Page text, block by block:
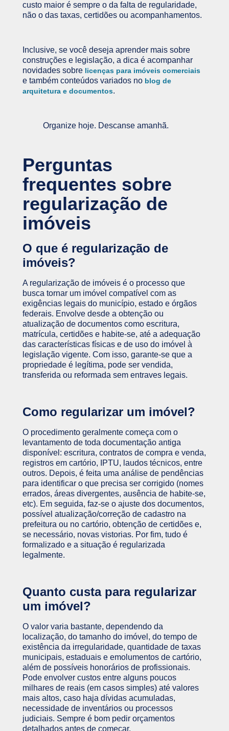
custo maior é sempre o da falta de regularidade,
não o das taxas, certidões ou acompanhamentos.
Inclusive, se você deseja aprender mais sobre
construções e legislação, a dica é acompanhar
novidades sobre licenças para imóveis comerciais
e também conteúdos variados no blog de
arquitetura e documentos.
Organize hoje. Descanse amanhã.
Perguntas
frequentes sobre
regularização de
imóveis
O que é regularização de
imóveis?
A regularização de imóveis é o processo que
busca tornar um imóvel compatível com as
exigências legais do município, estado e órgãos
federais. Envolve desde a obtenção ou
atualização de documentos como escritura,
matrícula, certidões e habite-se, até a adequação
das características físicas e de uso do imóvel à
legislação vigente. Com isso, garante-se que a
propriedade é legítima, pode ser vendida,
transferida ou reformada sem entraves legais.
Como regularizar um imóvel?
O procedimento geralmente começa com o
levantamento de toda documentação antiga
disponível: escritura, contratos de compra e venda,
registros em cartório, IPTU, laudos técnicos, entre
outros. Depois, é feita uma análise de pendências
para identificar o que precisa ser corrigido (nomes
errados, áreas divergentes, ausência de habite-se,
etc). Em seguida, faz-se o ajuste dos documentos,
possível atualização/correção de cadastro na
prefeitura ou no cartório, obtenção de certidões e,
se necessário, novas vistorias. Por fim, tudo é
formalizado e a situação é regularizada
legalmente.
Quanto custa para regularizar
um imóvel?
O valor varia bastante, dependendo da
localização, do tamanho do imóvel, do tempo de
existência da irregularidade, quantidade de taxas
municipais, estaduais e emolumentos de cartório,
além de possíveis honorários de profissionais.
Pode envolver custos entre alguns poucos
milhares de reais (em casos simples) até valores
mais altos, caso haja dívidas acumuladas,
necessidade de inventários ou processos
judiciais. Sempre é bom pedir orçamentos
detalhados antes de começar.